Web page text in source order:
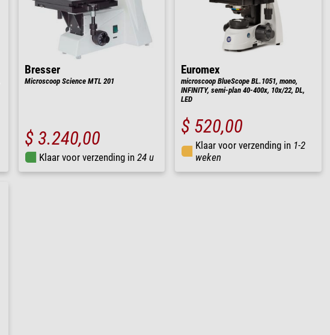
Bresser
Microscoop Science MTL 201
$ 3.240,00
Klaar voor verzending in 24 u
Euromex
microscoop BlueScope BL.1051, mono,
INFINITY, semi-plan 40-400x, 10x/22, DL,
LED
$ 520,00
Klaar voor verzending in 1-2
weken